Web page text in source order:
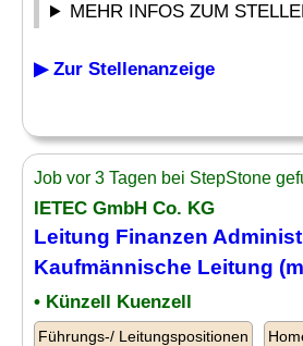
MEHR INFOS ZUM
▶ Zur Stellenanzeige
Job vor 3 Tagen bei StepStone
IETEC GmbH Co. KG
Leitung Finanzen
Kaufmännische Leitung
• Künzell Kuenzell
Führungs-/ Leitungspositionen